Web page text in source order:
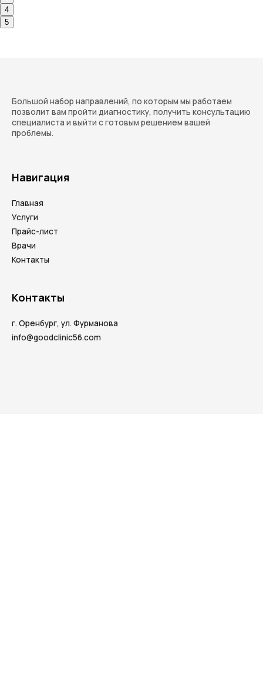
4
5
Большой набор направлений, по которым мы работаем
позволит вам пройти диагностику, получить консультацию
специалиста и выйти с готовым решением вашей
проблемы.
Навигация
Главная
Услуги
Прайс-лист
Врачи
Контакты
Контакты
г. Оренбург, ул. Фурманова
info@goodclinic56.com